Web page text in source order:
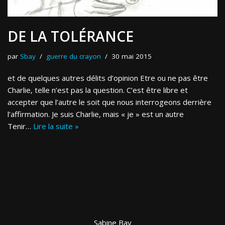
DE LA TOLÉRANCE
par Sbay guerre du crayon 30 mai 2015
et de quelques autres délits d’opinion Etre ou ne pas être
Charlie, telle n’est pas la question. C’est être libre et
accepter que l’autre le soit que nous interrogeons derrière
l’affirmation. Je suis Charlie, mais « je » est un autre
Tenir… Lire la suite »
Sabine Bay